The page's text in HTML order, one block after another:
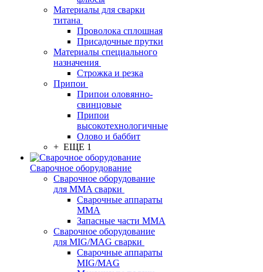
Материалы для сварки
титана
Проволока сплошная
Присадочные прутки
Материалы специального
назначения
Строжка и резка
Припои
Припои оловянно-
свинцовые
Припои
высокотехнологичные
Олово и баббит
+ ЕЩЕ 1
Сварочное оборудование
Сварочное оборудование
для MMA сварки
Сварочные аппараты
MMA
Запасные части MMA
Сварочное оборудование
для MIG/MAG сварки
Сварочные аппараты
MIG/MAG